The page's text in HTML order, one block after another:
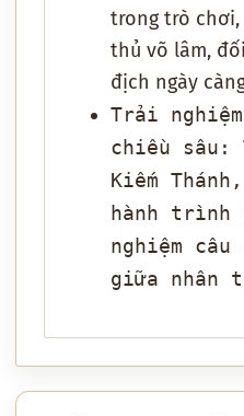
trong trò
thủ võ lâm,
địch ngày
Trải
chiều sâu:
Kiếm
hành
nghiệm câu
giữa nhân